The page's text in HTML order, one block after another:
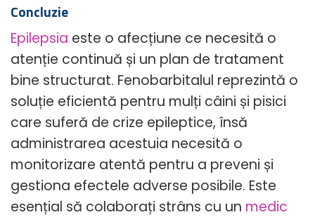
Concluzie
Epilepsia este o afecțiune ce necesită o
atenție continuă și un plan de tratament
bine structurat. Fenobarbitalul reprezintă o
soluție eficientă pentru mulți câini și pisici
care suferă de crize epileptice, însă
administrarea acestuia necesită o
monitorizare atentă pentru a preveni și
gestiona efectele adverse posibile. Este
esențial să colaborați strâns cu un medic